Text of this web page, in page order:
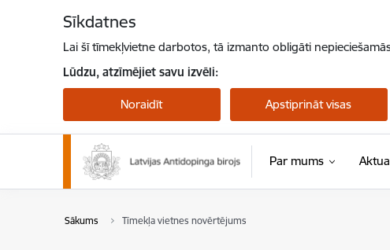
Sīkdatnes
Lai šī tīmekļvietne darbotos, tā izmanto obligāti
Lūdzu, atzīmējiet savu izvēli:
Noraidīt Apstiprināt visas
Par mums
Sākums Tīmekļa vietnes novērtējums